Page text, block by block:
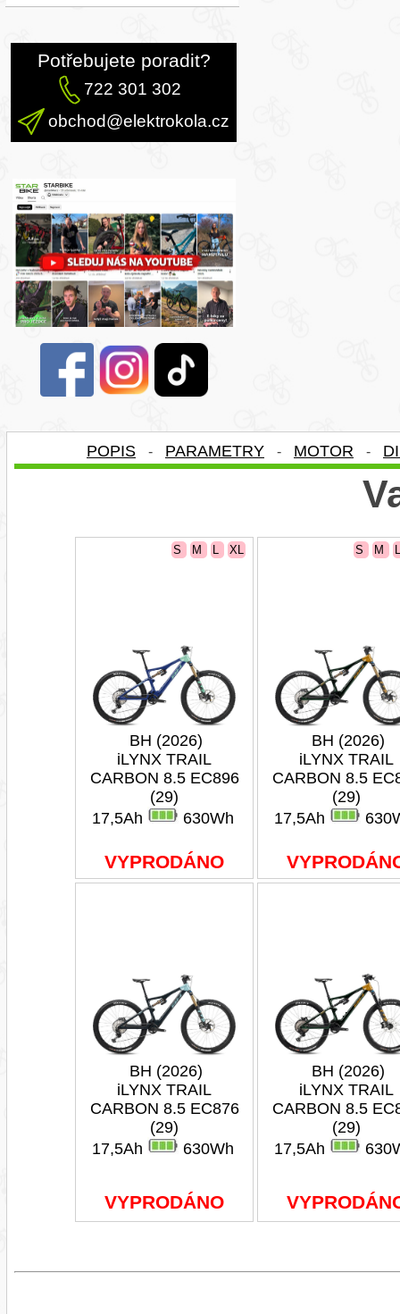
Potřebujete poradit?
722 301 302
obchod@elektrokola.cz
POPIS - PARAMETRY - MOTOR -
S M L XL
BH (2026)
iLYNX TRAIL
CARBON 8.5 EC896
(29)
17,5Ah
630Wh
VYPRODÁNO
S M
BH (2026)
iLYNX TRAIL
CARBON 8.5
(29)
17,5Ah
BH (2026)
iLYNX TRAIL
CARBON 8.5 EC876
(29)
17,5Ah
630Wh
VYPRODÁNO
BH (2026)
iLYNX TRAIL
CARBON 8.5
(29)
17,5Ah